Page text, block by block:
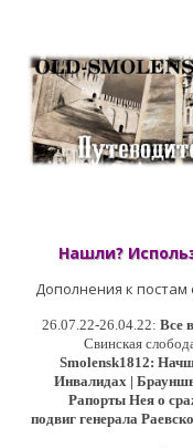
Нашли?
Дополнения к постам
26.07.22-26.04.22: Все
Свинская
Smolensk1812:
Инвалидах |
Рапорты Нея о
подвиг генерала